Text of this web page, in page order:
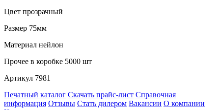
Цвет прозрачный
Размер 75мм
Материал нейлон
Прочее в коробке 5000 шт
Артикул 7981
Печатный каталог Скачать прайс-лист Справочная
информация Отзывы Стать дилером Вакансии О компании